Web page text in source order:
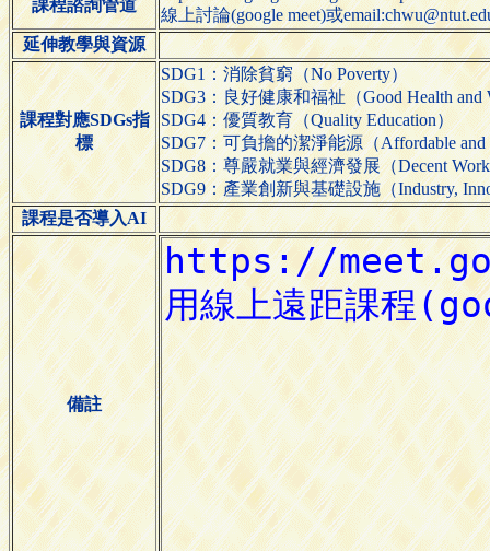
課程諮詢管道
線上討論(google meet)或
延伸教學與資源
課程對應SDGs指
標
SDG1：消除貧窮（No Poverty）
SDG3：良好健康和福祉（Good Health and
SDG4：優質教育（Quality Education）
SDG7：可負擔的潔淨能源（Affordable and
SDG8：尊嚴就業與經濟發展（Decent
SDG9：產業創新與基礎設施（Industry,
課程是否導入AI
備註